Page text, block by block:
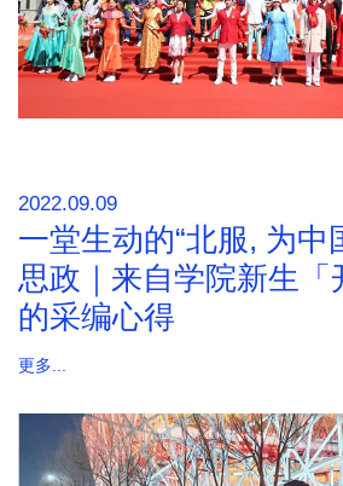
2022.09.09
一堂生动的“北服, 为中
思政｜来自学院新生「
的采编心得
更多...